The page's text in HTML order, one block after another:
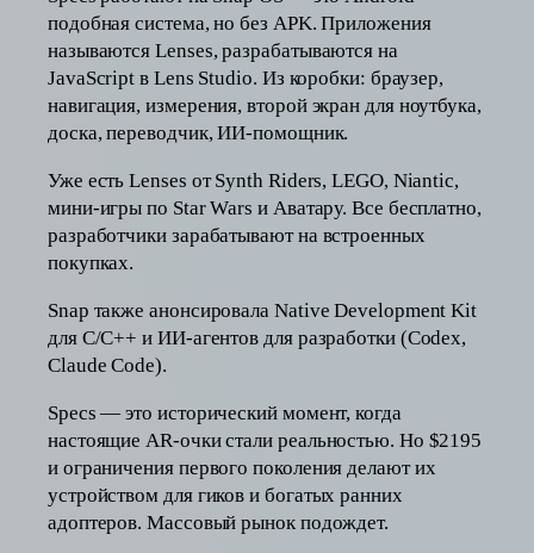
подобная система, но без APK. Приложения
называются Lenses, разрабатываются на
JavaScript в Lens Studio. Из коробки: браузер,
навигация, измерения, второй экран для ноутбука,
доска, переводчик, ИИ-помощник.
Уже есть Lenses от Synth Riders, LEGO, Niantic,
мини-игры по Star Wars и Аватару. Все бесплатно,
разработчики зарабатывают на встроенных
покупках.
Snap также анонсировала Native Development Kit
для C/C++ и ИИ-агентов для разработки (Codex,
Claude Code).
Specs — это исторический момент, когда
настоящие AR-очки стали реальностью. Но $2195
и ограничения первого поколения делают их
устройством для гиков и богатых ранних
адоптеров. Массовый рынок подождет.